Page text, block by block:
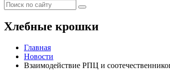
Хлебные крошки
Главная
Новости
Взаимодействие РПЦ и